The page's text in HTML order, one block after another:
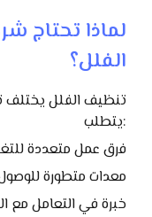
لماذا تحتاج
الفلل؟
تنظيف الفلل يختلف
يتطلب:
فرق عمل متعددة
معدات متطورة
خبرة في التعامل مع